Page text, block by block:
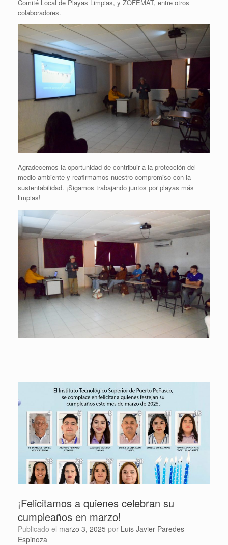
Comité Local de Playas Limpias, y ZOFEMAT, entre otros
colaboradores.
Agradecemos la oportunidad de contribuir a la protección del
medio ambiente y reafirmamos nuestro compromiso con la
sustentabilidad. ¡Sigamos trabajando juntos por playas más
limpias!
¡Felicitamos a quienes celebran su
cumpleaños en marzo!
Publicado el marzo 3, 2025 por Luis Javier Paredes
Espinoza